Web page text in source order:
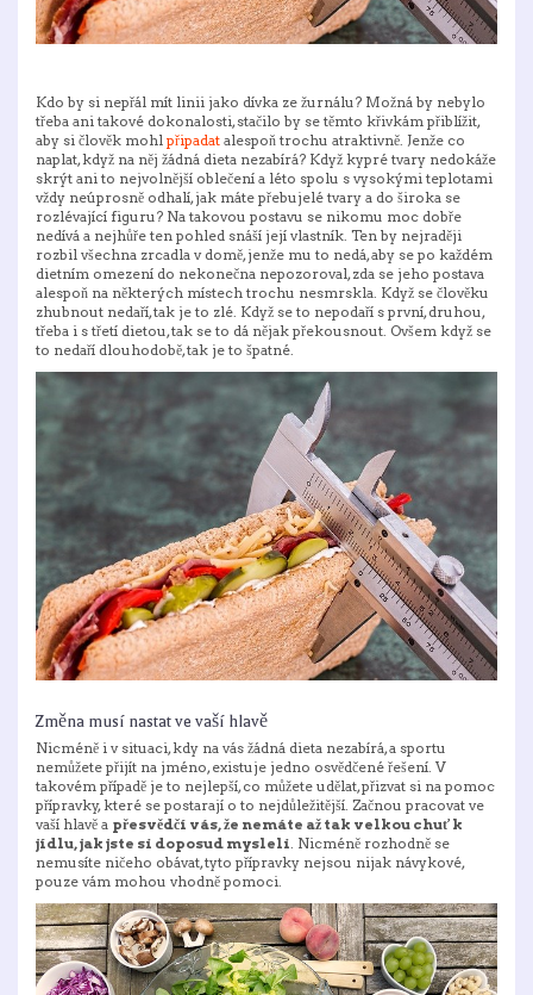
Kdo by si nepřál mít linii jako dívka ze žurnálu? Možná by nebylo
třeba ani takové dokonalosti, stačilo by se těmto křivkám přiblížit,
aby si člověk mohl připadat alespoň trochu atraktivně. Jenže co
naplat, když na něj žádná dieta nezabírá? Když kypré tvary nedokáže
skrýt ani to nejvolnější oblečení a léto spolu s vysokými teplotami
vždy neúprosně odhalí, jak máte přebujelé tvary a do široka se
rozlévající figuru? Na takovou postavu se nikomu moc dobře
nedívá a nejhůře ten pohled snáší její vlastník. Ten by nejraději
rozbil všechna zrcadla v domě, jenže mu to nedá, aby se po každém
dietním omezení do nekonečna nepozoroval, zda se jeho postava
alespoň na některých místech trochu nesmrskla. Když se člověku
zhubnout nedaří, tak je to zlé. Když se to nepodaří s první, druhou,
třeba i s třetí dietou, tak se to dá nějak překousnout. Ovšem když se
to nedaří dlouhodobě, tak je to špatné.
Změna musí nastat ve vaší hlavě
Nicméně i v situaci, kdy na vás žádná dieta nezabírá, a sportu
nemůžete přijít na jméno, existuje jedno osvědčené řešení. V
takovém případě je to nejlepší, co můžete udělat, přizvat si na pomoc
přípravky, které se postarají o to nejdůležitější. Začnou pracovat ve
vaší hlavě a přesvědčí vás, že nemáte až tak velkou chuť k
jídlu, jak jste si doposud mysleli . Nicméně rozhodně se
nemusíte ničeho obávat, tyto přípravky nejsou nijak návykové,
pouze vám mohou vhodně pomoci.